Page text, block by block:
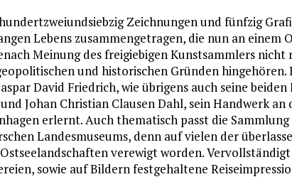
Zeichnungen und fünfzig
Lebens zusammengetragen, die nun an einem
Meinung des freigiebigen Kunstsammlers nicht
und historischen Gründen
David Friedrich, wie übrigens auch seine beiden
Johan Christian Clausen Dahl, sein Handwerk an
erlernt. Auch thematisch passt die
Landesmuseums, denn auf vielen der
verewigt worden.
sowie auf Bildern festgehaltene